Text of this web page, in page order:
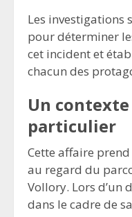
Les investigations
pour déterminer
cet incident et
chacun des
Un
particulier
Cette affaire
au regard du
Vollory. Lors d’un
dans le cadre de